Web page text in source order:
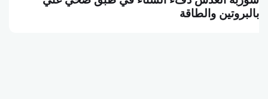
بالبروتين والطاقة